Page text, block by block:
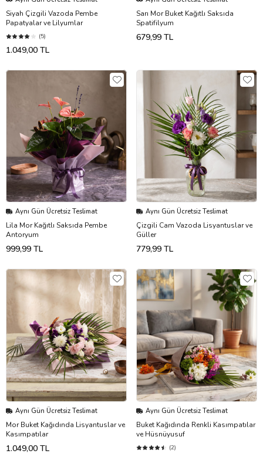
Siyah Çizgili Vazoda Pembe
Papatyalar ve Lilyumlar
(5)
1.049,00 TL
Sarı Mor Buket Kağıtlı Saksıda
Spatifilyum
679,99 TL
Aynı Gün Ücretsiz Teslimat
Lila Mor Kağıtlı Saksıda Pembe
Antoryum
999,99 TL
Aynı Gün Ücretsiz Teslimat
Çizgili Cam Vazoda Lisyantuslar ve
Güller
779,99 TL
Aynı Gün Ücretsiz Teslimat
Mor Buket Kağıdında Lisyantuslar ve
Kasımpatılar
1.049,00 TL
Aynı Gün Ücretsiz Teslimat
Buket Kağıdında Renkli Kasımpatılar
ve Hüsnüyusuf
(2)